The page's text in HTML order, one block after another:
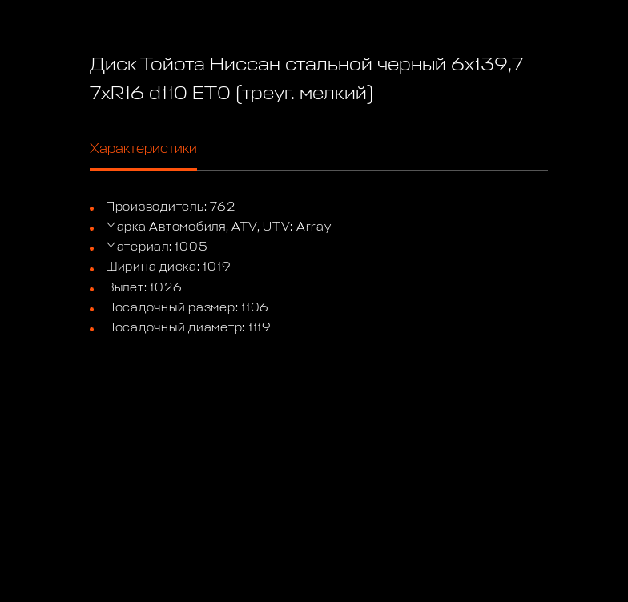
Диск Тойота Ниссан стальной черный 6x139,7
7xR16 d110 ET0 (треуг. мелкий)
Характеристики
Производитель: 762
Марка Автомобиля, ATV, UTV: Array
Материал: 1005
Ширина диска: 1019
Вылет: 1026
Посадочный размер: 1106
Посадочный диаметр: 1119